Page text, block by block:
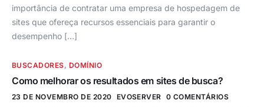
importância de contratar uma empresa de hospedagem de
sites que ofereça recursos essenciais para garantir o
desempenho […]
BUSCADORES, DOMÍNIO
Como melhorar os resultados em sites de busca?
23 DE NOVEMBRO DE 2020 EVOSERVER 0 COMENTÁRIOS